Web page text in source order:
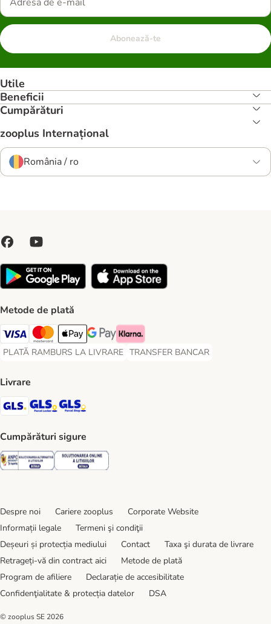
Abonează-te
Utile
Beneficii
Cumpărături
zooplus Internațional
România / ro
Metode de plată
Visa Payment Method
Master Card Payment Method
Apple Pay Payment Method
Google Pay Payment Method
Klarna Payment Method
PLATĂ RAMBURS LA LIVRARE
PLATĂ RAMBURS LA LIVRARE Payment Method
TRANSFER BANCAR
TRANSFER BANCAR Payment
Livrare
GLS Shipping Method
GLS Locker Shipping Method
Cumpărături sigure
Security Security
Despre noi Cariere zooplus
Corporate Website
Informații legale
Termeni şi condiţii
Deșeuri și protecția mediului
Contact
Taxa şi durata de livrare
Retrageți-vă din contract aici
Metode de plată
Program de afiliere
Declarație de accesibilitate
Confidenţialitate & protecția datelor
DSA
© zooplus SE 2026